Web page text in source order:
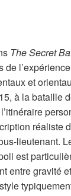
The Secret
et
à la bataille
réaliste
lieutenant.
est
entre gravité